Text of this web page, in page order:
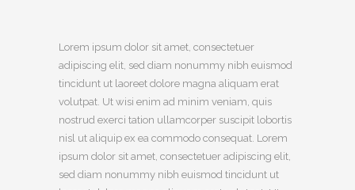
Lorem ipsum dolor sit amet, consectetuer
adipiscing elit, sed diam nonummy nibh euismod
tincidunt ut laoreet dolore magna aliquam erat
volutpat. Ut wisi enim ad minim veniam, quis
nostrud exerci tation ullamcorper suscipit lobortis
nisl ut aliquip ex ea commodo consequat. Lorem
ipsum dolor sit amet, consectetuer adipiscing elit,
sed diam nonummy nibh euismod tincidunt ut